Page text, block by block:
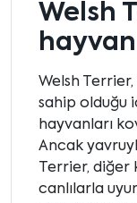
Welsh
Welsh
sahip olduğu
hayvanları
Ancak
Terrier,
canlılarla